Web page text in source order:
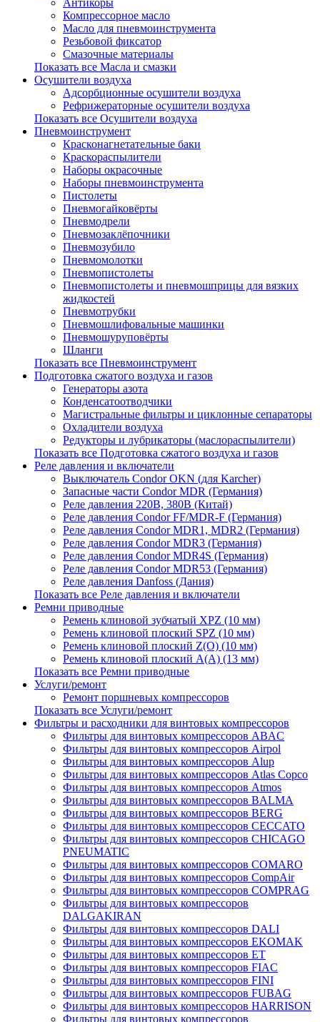
Антикоры
Компрессорное масло
Масло для пневмоинструмента
Резьбовой фиксатор
Смазочные материалы
Показать все Масла и смазки
Осушители воздуха
Адсорбционные осушители воздуха
Рефрижераторные осушители воздуха
Показать все Осушители воздуха
Пневмоинструмент
Красконагнетательные баки
Краскораспылители
Наборы окрасочные
Наборы пневмоинструмента
Пистолеты
Пневмогайковёрты
Пневмодрели
Пневмозаклёпочники
Пневмозубило
Пневмомолотки
Пневмопистолеты
Пневмопистолеты и пневмошприцы для вязких
жидкостей
Пневмотрубки
Пневмошлифовальные машинки
Пневмошуруповёрты
Шланги
Показать все Пневмоинструмент
Подготовка сжатого воздуха и газов
Генераторы азота
Конденсатоотводчики
Магистральные фильтры и циклонные сепараторы
Охладители воздуха
Редукторы и лубрикаторы (маслораспылители)
Показать все Подготовка сжатого воздуха и газов
Реле давления и включатели
Выключатель Condor OKN (для Karcher)
Запасные части Сondor MDR (Германия)
Реле давления 220В, 380В (Китай)
Реле давления Condor FF/MDR-F (Германия)
Реле давления Condor MDR1, MDR2 (Германия)
Реле давления Condor MDR3 (Германия)
Реле давления Condor MDR4S (Германия)
Реле давления Condor MDR53 (Германия)
Реле давления Danfoss (Дания)
Показать все Реле давления и включатели
Ремни приводные
Ремень клиновой зубчатый XPZ (10 мм)
Ремень клиновой плоский SPZ (10 мм)
Ремень клиновой плоский Z(О) (10 мм)
Ремень клиновой плоский А(А) (13 мм)
Показать все Ремни приводные
Услуги/ремонт
Ремонт поршневых компрессоров
Показать все Услуги/ремонт
Фильтры и расходники для винтовых компрессоров
Фильтры для винтовых компрессоров ABAC
Фильтры для винтовых компрессоров Airpol
Фильтры для винтовых компрессоров Alup
Фильтры для винтовых компрессоров Atlas Copco
Фильтры для винтовых компрессоров Atmos
Фильтры для винтовых компрессоров BALMA
Фильтры для винтовых компрессоров BERG
Фильтры для винтовых компрессоров CECCATO
Фильтры для винтовых компрессоров CHICAGO
PNEUMATIC
Фильтры для винтовых компрессоров COMARO
Фильтры для винтовых компрессоров CompAir
Фильтры для винтовых компрессоров COMPRAG
Фильтры для винтовых компрессоров
DALGAKIRAN
Фильтры для винтовых компрессоров DALI
Фильтры для винтовых компрессоров EKOMAK
Фильтры для винтовых компрессоров ET
Фильтры для винтовых компрессоров FIAC
Фильтры для винтовых компрессоров FINI
Фильтры для винтовых компрессоров FUBAG
Фильтры для винтовых компрессоров HARRISON
Фильтры для винтовых компрессоров